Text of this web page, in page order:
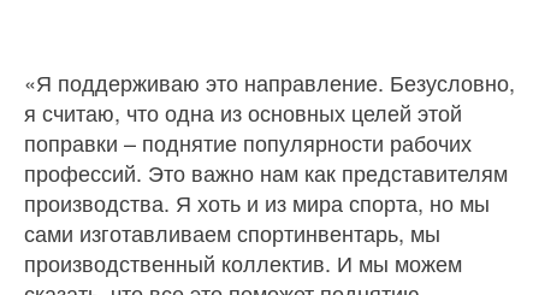
«Я поддерживаю это направление. Безусловно,
я считаю, что одна из основных целей этой
поправки – поднятие популярности рабочих
профессий. Это важно нам как представителям
производства. Я хоть и из мира спорта, но мы
сами изготавливаем спортинвентарь, мы
производственный коллектив. И мы можем